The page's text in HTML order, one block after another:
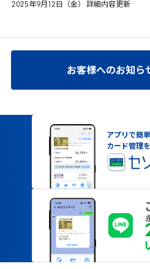
2025年9月 12 日（金） 詳細内容更新
お客様へのお知ら
アプリで簡単
カード管理